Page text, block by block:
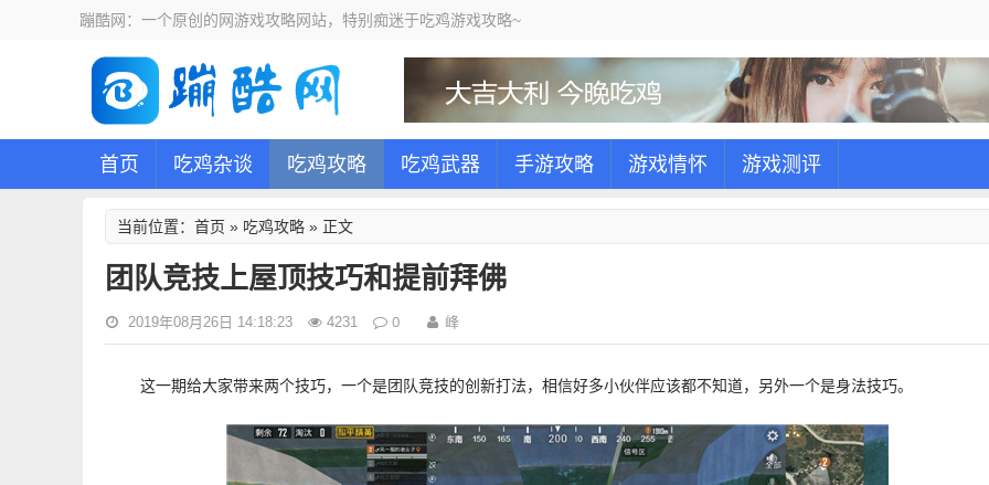
蹦酷网：一个原创的网游戏攻略网站，特别痴迷于吃鸡游戏攻略~
首页 吃鸡杂谈 吃鸡攻略 吃鸡武器 手游攻略 游戏情怀 游戏测评
当前位置： 首页 » 吃鸡攻略» 正文
团队竞技上屋顶技巧和提前拜佛
2019年08月26日 14:18:23 4231 0 峰
这一期给大家带来两个技巧，一个是团队竞技的创新打法，相信好多小伙伴应该都不知道，另外一个是身法技巧。